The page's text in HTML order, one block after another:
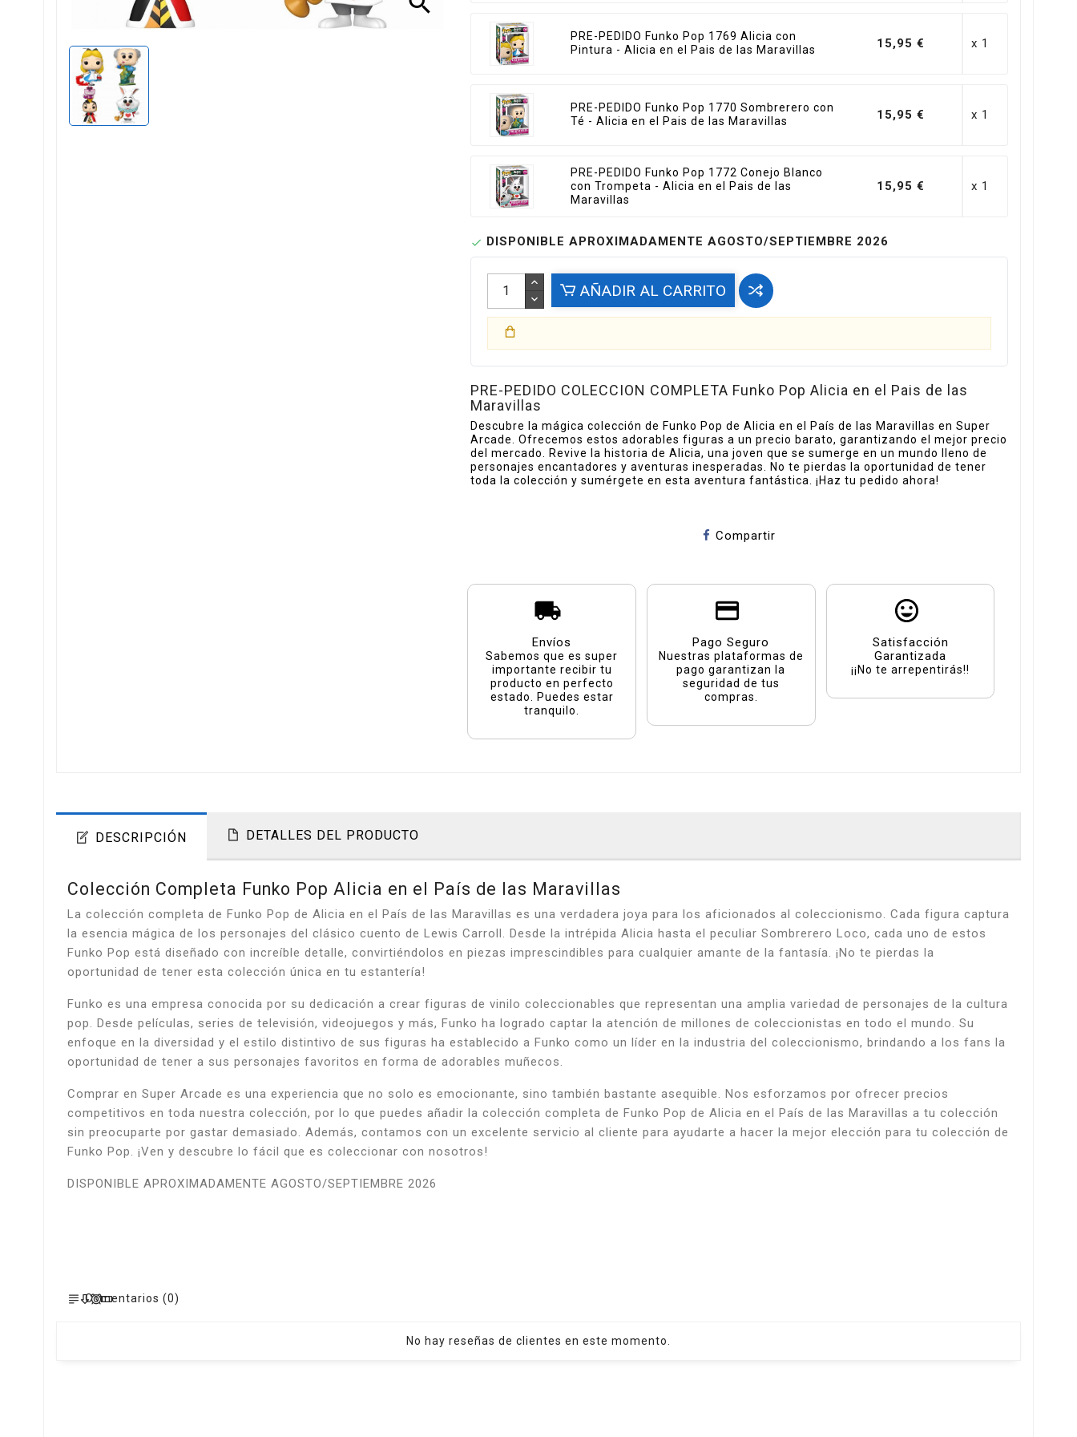
PRE-PEDIDO Funko Pop 1769 Alicia con
Pintura - Alicia en el Pais de las Maravillas
15,95 € x 1
PRE-PEDIDO Funko Pop 1770 Sombrerero con
Té - Alicia en el Pais de las Maravillas
15,95 € x 1
PRE-PEDIDO Funko Pop 1772 Conejo Blanco
con Trompeta - Alicia en el Pais de las
Maravillas
15,95 € x 1
 DISPONIBLE APROXIMADAMENTE AGOSTO/SEPTIEMBRE 2026
AÑADIR AL CARRITO
PRE-PEDIDO COLECCION COMPLETA Funko Pop Alicia en el Pais de las
Maravillas
Descubre la mágica colección de Funko Pop de Alicia en el País de las Maravillas en Super
Arcade. Ofrecemos estos adorables figuras a un precio barato, garantizando el mejor precio
del mercado. Revive la historia de Alicia, una joven que se sumerge en un mundo lleno de
personajes encantadores y aventuras inesperadas. No te pierdas la oportunidad de tener
toda la colección y sumérgete en esta aventura fantástica. ¡Haz tu pedido ahora!
Compartir
Envíos
Sabemos que es super
importante recibir tu
producto en perfecto
estado. Puedes estar
tranquilo.
Pago Seguro
Nuestras plataformas de
pago garantizan la
seguridad de tus
compras.
Satisfacción
Garantizada
¡¡No te arrepentirás!!
DESCRIPCIÓN DETALLES DEL PRODUCTO
Colección Completa Funko Pop Alicia en el País de las Maravillas
La colección completa de Funko Pop de Alicia en el País de las Maravillas es una verdadera joya para los aficionados al coleccionismo. Cada figura captura
la esencia mágica de los personajes del clásico cuento de Lewis Carroll. Desde la intrépida Alicia hasta el peculiar Sombrerero Loco, cada uno de estos
Funko Pop está diseñado con increíble detalle, convirtiéndolos en piezas imprescindibles para cualquier amante de la fantasía. ¡No te pierdas la
oportunidad de tener esta colección única en tu estantería!
Funko es una empresa conocida por su dedicación a crear figuras de vinilo coleccionables que representan una amplia variedad de personajes de la cultura
pop. Desde películas, series de televisión, videojuegos y más, Funko ha logrado captar la atención de millones de coleccionistas en todo el mundo. Su
enfoque en la diversidad y el estilo distintivo de sus figuras ha establecido a Funko como un líder en la industria del coleccionismo, brindando a los fans la
oportunidad de tener a sus personajes favoritos en forma de adorables muñecos.
Comprar en Super Arcade es una experiencia que no solo es emocionante, sino también bastante asequible. Nos esforzamos por ofrecer precios
competitivos en toda nuestra colección, por lo que puedes añadir la colección completa de Funko Pop de Alicia en el País de las Maravillas a tu colección
sin preocuparte por gastar demasiado. Además, contamos con un excelente servicio al cliente para ayudarte a hacer la mejor elección para tu colección de
Funko Pop. ¡Ven y descubre lo fácil que es coleccionar con nosotros!
DISPONIBLE APROXIMADAMENTE AGOSTO/SEPTIEMBRE 2026
Comentarios (0)
No hay reseñas de clientes en este momento.